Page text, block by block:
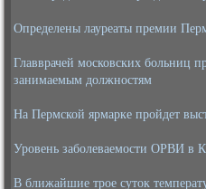
Определены лауреаты премии
Главврачей московских больниц
занимаемым должностям
На Пермской ярмарке пройдет
Уровень заболеваемости ОРВИ в
В ближайшие трое суток